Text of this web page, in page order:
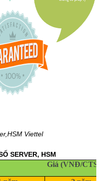
Viettel
SERVER, HSM
Giá (VNĐ/CTS/